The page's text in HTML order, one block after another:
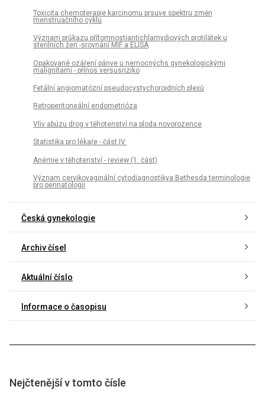
Toxicita chemoterapie karcinomu prsuve spektru změn
menstruačního cyklu
Význam průkazu přítomnostiantichlamydiových protilátek u
sterilních žen -srovnání MIF a ELISA
Opakované ozáření pánve u nemocnýchs gynekologickými
malignitami - přínos versusriziko
Fetální angiomatózní pseudocystychoroidních plexů
Retroperitoneální endometrióza
Vliv abúzu drog v těhotenství na ploda novorozence
Statistika pro lékaře - část IV.
Anémie v těhotenství - review (1. část)
Význam cervikovaginální cytodiagnostikya Bethesda terminologie
pro perinatologii
Česká gynekologie
Archiv čísel
Aktuální číslo
Informace o časopisu
Nejčtenější v tomto čísle